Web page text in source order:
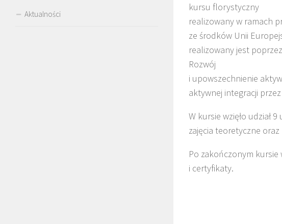
kursu florystyczny
realizowany w ramach
ze środków Unii
realizowany jest
Rozwój
i upowszechnienie
aktywnej integracji
W kursie wzięło udział
zajęcia teoretyczne
Po zakończonym kursie
i certyfikaty.
Aktualności